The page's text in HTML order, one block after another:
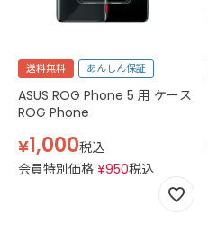
送料無料 あんしん保証
ASUS ROG Phone 5 用 ケース
ROG Phone
¥1,000税込
会員特別価格 ¥950税込